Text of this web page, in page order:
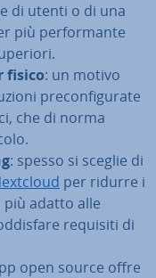
di utenti o di una
più per­for­man­te
fisico: un motivo
pre­con­fi­gu­ra­te
che di norma
: spesso si sceglie di
per ridurre i
adatto alle
requisiti di
open source offre